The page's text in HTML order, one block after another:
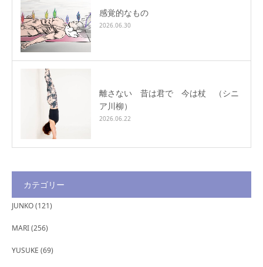
感覚的なもの
2026.06.30
離さない 昔は君で 今は杖 （シニ
ア川柳）
2026.06.22
カテゴリー
JUNKO(121)
MARI(256)
YUSUKE (69)